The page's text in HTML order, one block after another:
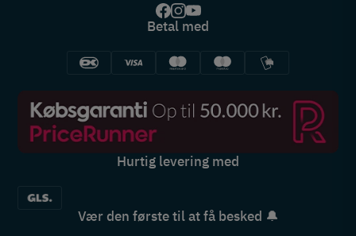
Betal med
Hurtig levering med
Vær den første til at få besked 🔔